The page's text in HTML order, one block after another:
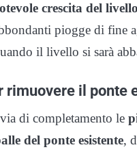
crescita del
piogge di fine
il livello si sarà
rimuovere il ponte
di completamento le
del ponte esistente,